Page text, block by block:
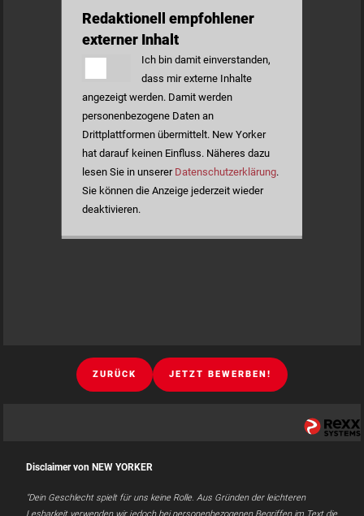
Redaktionell empfohlener
externer Inhalt
Ich bin damit einverstanden,
dass mir externe Inhalte
angezeigt werden. Damit werden
personenbezogene Daten an
Drittplattformen übermittelt. New Yorker
hat darauf keinen Einfluss. Näheres dazu
lesen Sie in unserer Datenschutzerklärung.
Sie können die Anzeige jederzeit wieder
deaktivieren.
ZURÜCK JETZT BEWERBEN!
Disclaimer von NEW YORKER
"Dein Geschlecht spielt für uns keine Rolle. Aus Gründen der leichteren
Lesbarkeit verwenden wir jedoch bei personenbezogenen Begriffen im Text die